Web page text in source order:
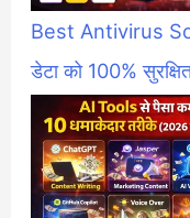
Best Antivirus
डेटा को 100%